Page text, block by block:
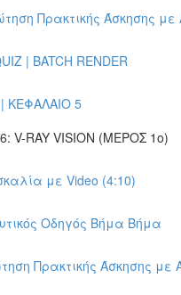
Πρακτικής Άσκησης
| BATCH RENDER
ΚΕΦΑΛΑΙΟ 5
V-RAY VISION (ΜΕΡΟΣ 1ο)
με Video (4:10)
Οδηγός Βήμα Βήμα
Πρακτικής Άσκησης